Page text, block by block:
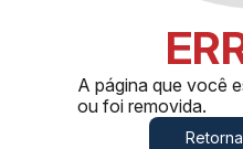
A página que você
ou foi removida.